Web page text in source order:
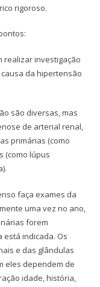
rigoroso.
realizar investigação
da hipertensão
são diversas, mas
de arterial renal,
primárias (como
(como lúpus
faça exames da
uma vez no ano,
forem
está indicada. Os
e das glândulas
eles dependem de
idade, história,